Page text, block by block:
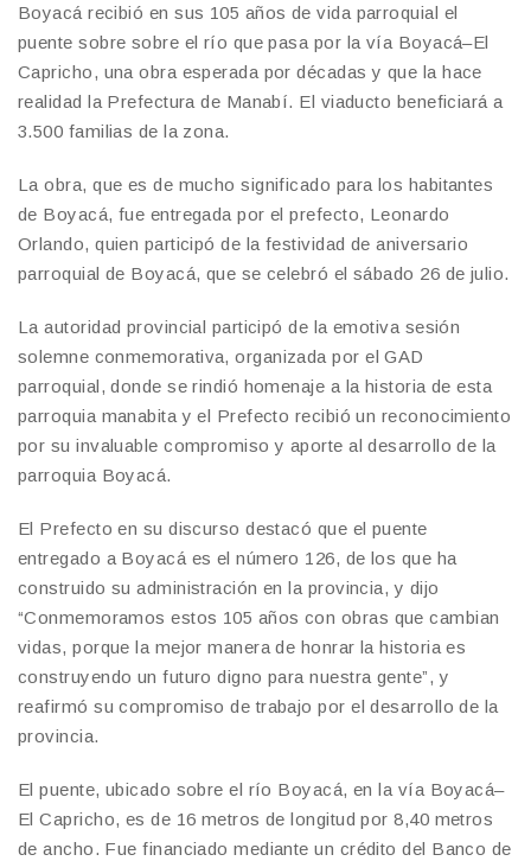
Boyacá recibió en sus 105 años de vida parroquial el
puente sobre sobre el río que pasa por la vía Boyacá–El
Capricho, una obra esperada por décadas y que la hace
realidad la Prefectura de Manabí. El viaducto beneficiará a
3.500 familias de la zona.
La obra, que es de mucho significado para los habitantes
de Boyacá, fue entregada por el prefecto, Leonardo
Orlando, quien participó de la festividad de aniversario
parroquial de Boyacá, que se celebró el sábado 26 de julio.
La autoridad provincial participó de la emotiva sesión
solemne conmemorativa, organizada por el GAD
parroquial, donde se rindió homenaje a la historia de esta
parroquia manabita y el Prefecto recibió un reconocimiento
por su invaluable compromiso y aporte al desarrollo de la
parroquia Boyacá.
El Prefecto en su discurso destacó que el puente
entregado a Boyacá es el número 126, de los que ha
construido su administración en la provincia, y dijo
“Conmemoramos estos 105 años con obras que cambian
vidas, porque la mejor manera de honrar la historia es
construyendo un futuro digno para nuestra gente”, y
reafirmó su compromiso de trabajo por el desarrollo de la
provincia.
El puente, ubicado sobre el río Boyacá, en la vía Boyacá–
El Capricho, es de 16 metros de longitud por 8,40 metros
de ancho. Fue financiado mediante un crédito del Banco de